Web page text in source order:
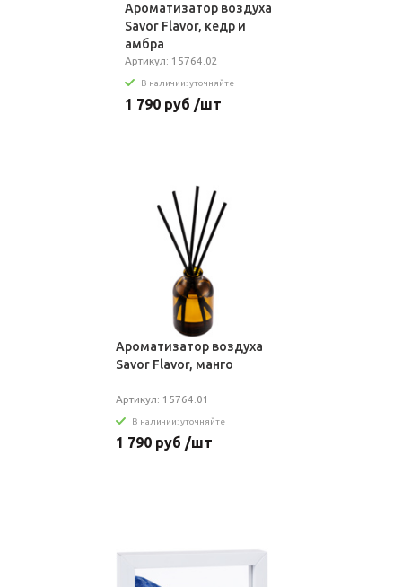
Ароматизатор воздуха
Savor Flavor, кедр и
амбра
Артикул: 15764.02
В наличии: уточняйте
1 790 руб /шт
Ароматизатор воздуха
Savor Flavor, манго
Артикул: 15764.01
В наличии: уточняйте
1 790 руб /шт